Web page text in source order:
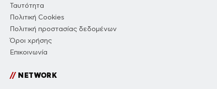
Ταυτότητα
Πολιτική Cookies
Πολιτική προστασίας δεδομένων
Όροι χρήσης
Επικοινωνία
//NETWORK